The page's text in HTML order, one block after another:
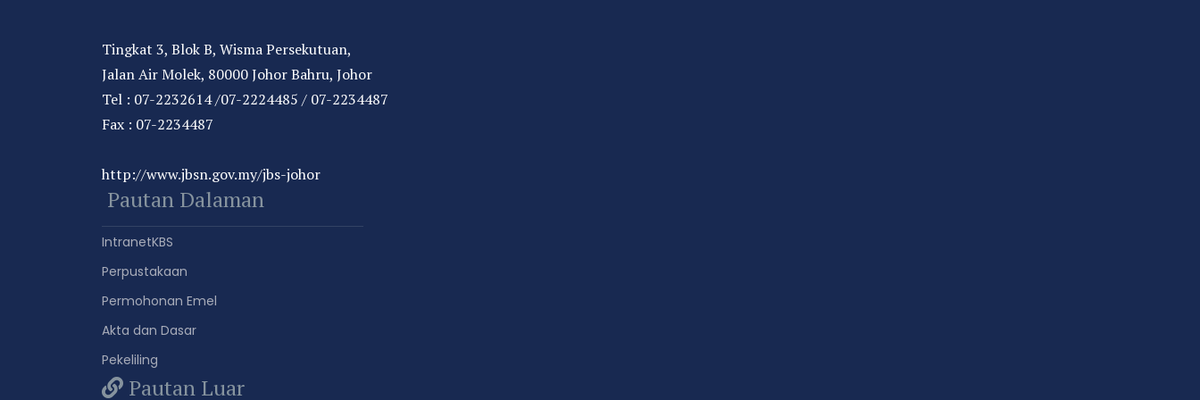
Tingkat 3, Blok B, Wisma Persekutuan,
Jalan Air Molek, 80000 Johor Bahru, Johor
Tel : 07-2232614 /07-2224485 / 07-2234487
Fax : 07-2234487
http://www.jbsn.gov.my/jbs-johor
Pautan Dalaman
IntranetKBS
Perpustakaan
Permohonan Emel
Akta dan Dasar
Pekeliling
Pautan Luar